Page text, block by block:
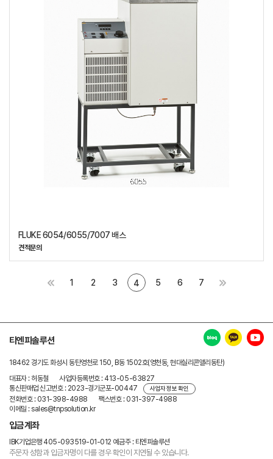
FLUKE 6054/6055/7007 배스
견적문의
1 2 3 4 5 6 7
티엔피솔루션
18462 경기도 화성시 동탄영천로 150, B동 1502호(영천동, 현대실리콘앨리동탄)
대표자 : 허동철
사업자등록번호 : 413-05-63827
통신판매업 신고번호 : 2023-경기군포-00447
사업자 정보 확인
전화번호 : 031-398-4988
팩스번호 : 031-397-4988
이메일 : sales@tnpsolution.kr
입금계좌
IBK기업은행 405-093519-01-012 예금주 : 티엔피솔루션
주문자 성함과 입금자명이 다를 경우확인이 지연될 수 있습니다.